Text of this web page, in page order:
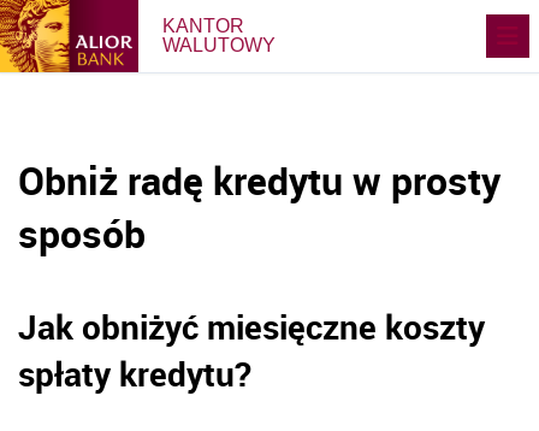
KANTOR
WALUTOWY
Obniż radę kredytu w prosty
sposób
Jak obniżyć miesięczne koszty
spłaty kredytu?